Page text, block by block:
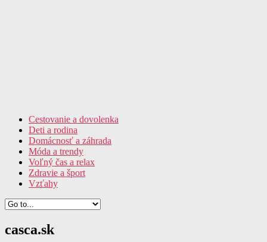
Cestovanie a dovolenka
Deti a rodina
Domácnosť a záhrada
Móda a trendy
Voľný čas a relax
Zdravie a šport
Vzťahy
casca.sk